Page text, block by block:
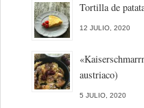
Tortilla de
12 JULIO, 2020
austriaco)
5 JULIO, 2020